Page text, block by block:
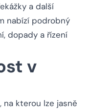
a další
nabízí podrobný
dopady a řízení
v
na kterou lze jasně